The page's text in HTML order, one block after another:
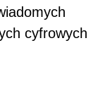
cyfrowych